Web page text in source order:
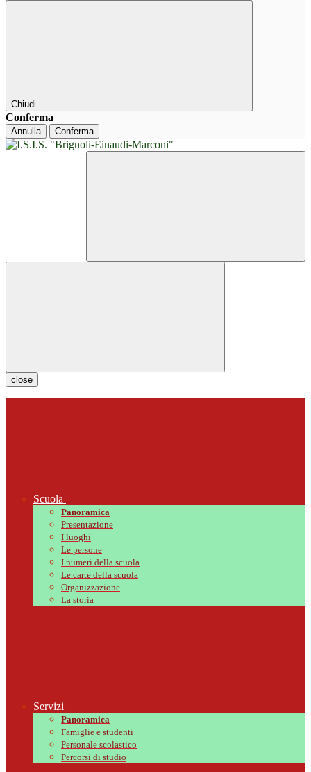
Chiudi
Conferma
Annulla Conferma
close
Scuola
Panoramica
Presentazione
I luoghi
Le persone
I numeri della scuola
Le carte della scuola
Organizzazione
La storia
Servizi
Panoramica
Famiglie e studenti
Personale scolastico
Percorsi di studio